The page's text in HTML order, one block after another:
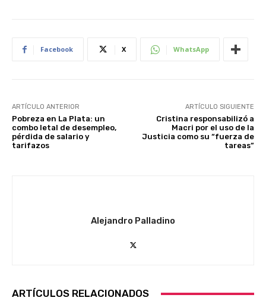
Facebook X WhatsApp
ARTÍCULO ANTERIOR
Pobreza en La Plata: un
combo letal de desempleo,
pérdida de salario y
tarifazos
ARTÍCULO SIGUIENTE
Cristina responsabilizó a
Macri por el uso de la
Justicia como su “fuerza de
tareas”
Alejandro Palladino
ARTÍCULOS RELACIONADOS